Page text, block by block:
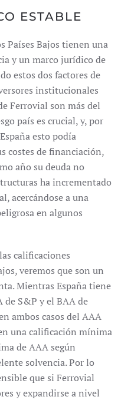
ESTABLE
Países Bajos tienen una
y un marco jurídico de
estos dos factores de
institucionales
Ferrovial son más del
país es crucial, y, por
esto podía
costes de financiación,
año su deuda no
ha incrementado
acercándose a una
en algunos
calificaciones
veremos que son un
Mientras España tiene
de S&P y el BAA de
ambos casos del AAA
una calificación mínima
de AAA según
solvencia. Por lo
que si Ferrovial
y expandirse a nivel